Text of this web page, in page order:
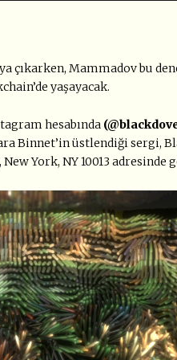
çıkarken, Mammadov bu
yaşayacak.
hesabında
Binnet’in üstlendiği sergi,
York, NY 10013